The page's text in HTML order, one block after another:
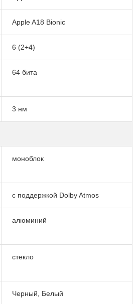
Apple A18 Bionic
6 (2+4)
64 бита
3 нм
моноблок
с поддержкой Dolby Atmos
алюминий
стекло
Черный, Белый